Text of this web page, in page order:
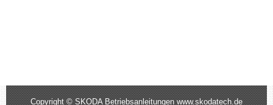
Copyright © SKODA Betriebsanleitungen www.skodatech.de